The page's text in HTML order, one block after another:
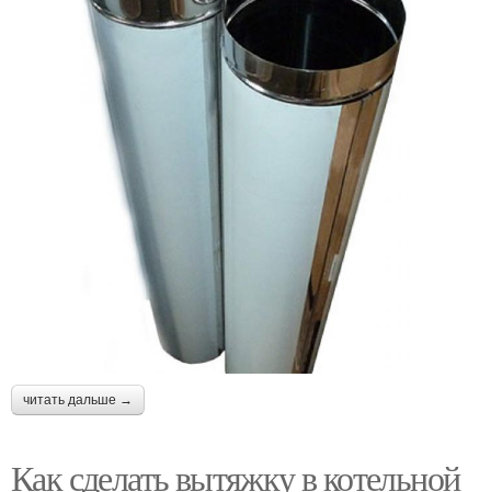
читать дальше →
Как сделать вытяжку в котельной